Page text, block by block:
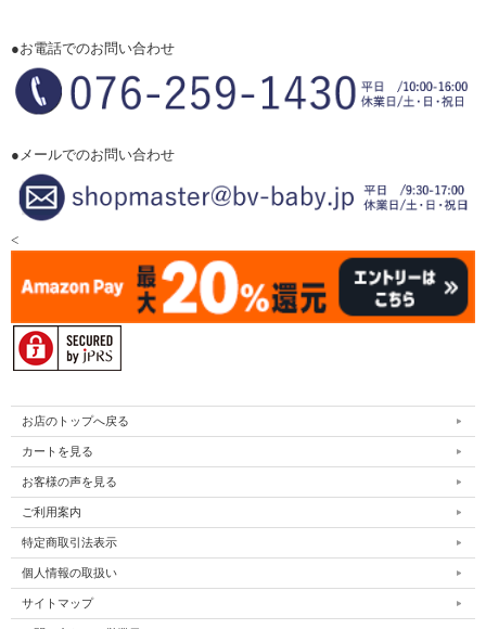
●お電話でのお問い合わせ
●メールでのお問い合わせ
<
お店のトップへ戻る
カートを見る
お客様の声を見る
ご利用案内
特定商取引法表示
個人情報の取扱い
サイトマップ